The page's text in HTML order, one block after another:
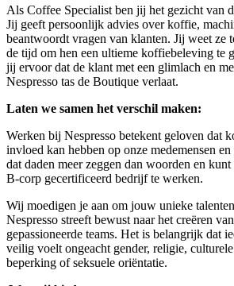
Als Coffee Specialist ben jij het gezicht van
Jij geeft persoonlijk advies over koffie,
beantwoordt vragen van klanten. Jij weet ze
de tijd om hen een ultieme koffiebeleving te
jij ervoor dat de klant met een glimlach en
Nespresso tas de Boutique verlaat.
Laten we samen het verschil maken:
Werken bij Nespresso betekent geloven dat
invloed kan hebben op onze medemensen
dat daden meer zeggen dan woorden en
B-corp gecertificeerd bedrijf te werken.
Wij moedigen je aan om jouw unieke
Nespresso streeft bewust naar het creëren
gepassioneerde teams. Het is belangrijk dat
veilig voelt ongeacht gender, religie,
beperking of seksuele oriëntatie.